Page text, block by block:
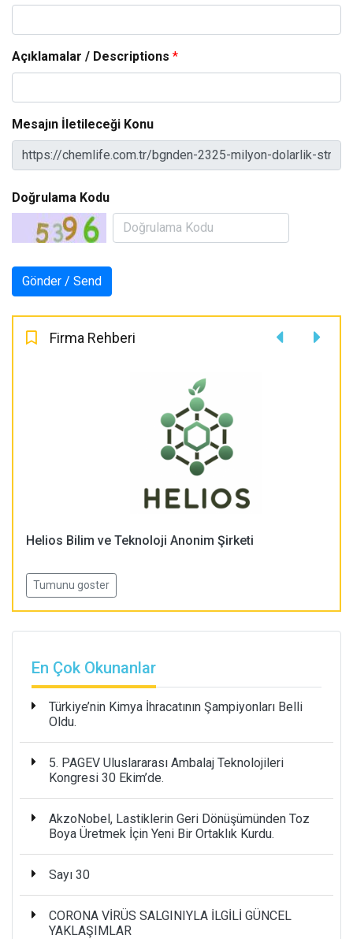
Açıklamalar / Descriptions *
Mesajın İletileceği Konu
Doğrulama Kodu
Firma Rehberi
Helios Bilim ve Teknoloji Anonim Şirketi
Tumunu goster
En Çok Okunanlar
Türkiye’nin Kimya İhracatının Şampiyonları Belli
Oldu.
5. PAGEV Uluslararası Ambalaj Teknolojileri
Kongresi 30 Ekim’de.
AkzoNobel, Lastiklerin Geri Dönüşümünden Toz
Boya Üretmek İçin Yeni Bir Ortaklık Kurdu.
Sayı 30
CORONA VİRÜS SALGINIYLA İLGİLİ GÜNCEL
YAKLAŞIMLAR